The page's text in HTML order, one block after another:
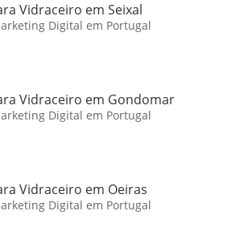
Vidraceiro em Seixal
Digital em Portugal
Vidraceiro em Gondomar
Digital em Portugal
Vidraceiro em Oeiras
Digital em Portugal